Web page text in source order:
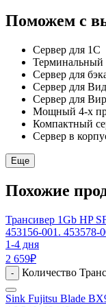
Поможем с
Сервер для 1С
Терминальный
Сервер для
Сервер для
Сервер для
Мощный 4-х
Компактный
Сервер в
Еще
Похожие
Трансивер 1Gb HP
453156-001. 453578-
1-4 дня
2 659₽
- Количество
Sink Fujitsu Blade